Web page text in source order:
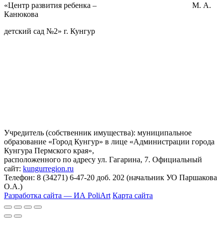
«Центр развития ребенка – М. А.
Канюкова
детский сад №2» г. Кунгур
Учредитель (собственник имущества): муниципальное
образование «Город Кунгур» в лице «Администрации города
Кунгура Пермского края»,
расположенного по адресу ул. Гагарина, 7. Официальный
сайт: kungurregion.ru
Телефон: 8 (34271) 6-47-20 доб. 202 (начальник УО Паршакова
О.А.)
Разработка сайта — ИА PoliArt Карта сайта